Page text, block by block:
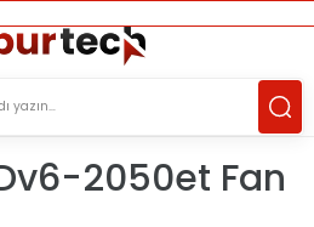
2050et Fan